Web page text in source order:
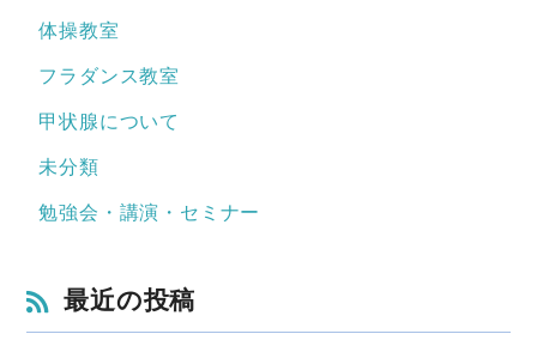
体操教室
フラダンス教室
甲状腺について
未分類
勉強会・講演・セミナー
最近の投稿